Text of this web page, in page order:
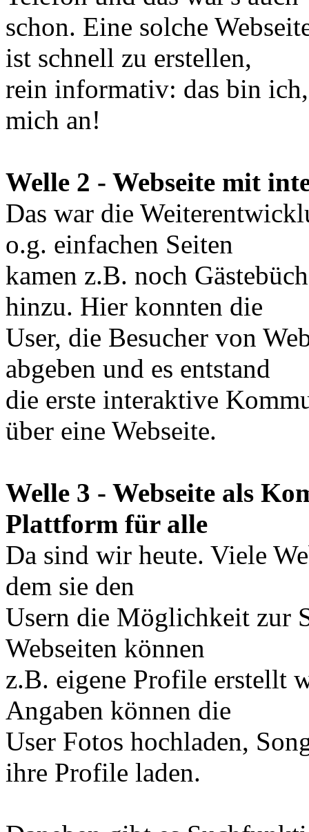
schon. Eine solche
ist schnell zu erstellen,
rein informativ: das bin
mich an!
Welle 2 - Webseite mit
Das war die
o.g. einfachen Seiten
kamen z.B. noch
hinzu. Hier konnten die
User, die Besucher von
abgeben und es entstand
die erste interaktive
über eine Webseite.
Welle 3 - Webseite als
Plattform für alle
Da sind wir heute. Viele
dem sie den
Usern die Möglichkeit zur
Webseiten können
z.B. eigene Profile erstellt
Angaben können die
User Fotos hochladen,
ihre Profile laden.